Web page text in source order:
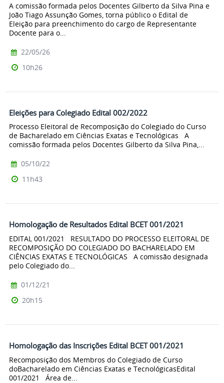
A comissão formada pelos Docentes Gilberto da Silva Pina e
João Tiago Assunção Gomes, torna público o Edital de
Eleição para preenchimento do cargo de Representante
Docente para o...
22/05/26
10h26
Eleições para Colegiado Edital 002/2022
Processo Eleitoral de Recomposição do Colegiado do Curso
de Bacharelado em Ciências Exatas e Tecnológicas A
comissão formada pelos Docentes Gilberto da Silva Pina,...
05/10/22
11h43
Homologação de Resultados Edital BCET 001/2021
EDITAL 001/2021 RESULTADO DO PROCESSO ELEITORAL DE
RECOMPOSIÇÃO DO COLEGIADO DO BACHARELADO EM
CIÊNCIAS EXATAS E TECNOLÓGICAS A comissão designada
pelo Colegiado do...
01/12/21
20h15
Homologação das Inscrições Edital BCET 001/2021
Recomposição dos Membros do Colegiado de Curso
doBacharelado em Ciências Exatas e TecnológicasEdital
001/2021 Área de...